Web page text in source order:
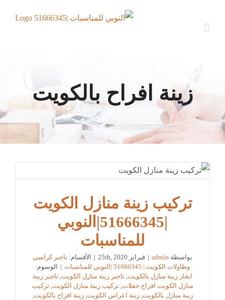
زينة افراح بالكويت
تركيب زينة منازل الكويت
|51666345|النوبي
للمناسبات
بواسطة admin
| فبراير 25th, 2020 | الأقسام: تاجير كراسي
وطاولات الكويت | 51666345 |النوبي للمناسبات
|
الوسوم:
ايجار زينة منازل بالكويت تاجير زينة منازل الكويت تاجير زينة
منازل الكويت افراح حفلات ,تركيب زينة منازل الكويت ,تركيب
زينة منازل بالكويت ,زينة اعراس الكويت ,زينة افراح بالكويت